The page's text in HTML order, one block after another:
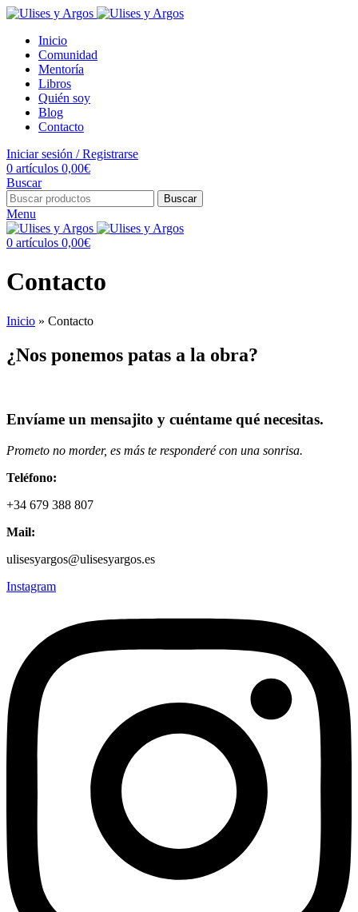
Inicio
Comunidad
Mentoría
Libros
Quién soy
Blog
Contacto
Iniciar sesión / Registrarse
0 artículos 0,00€
Buscar
Buscar
Menu
0 artículos 0,00€
Contacto
Inicio » Contacto
¿Nos ponemos patas a la obra?
Envíame un mensajito y cuéntame qué necesitas.
Prometo no morder, es más te responderé con una sonrisa.
Teléfono:
+34 679 388 807
Mail:
ulisesyargos@ulisesyargos.es
Instagram